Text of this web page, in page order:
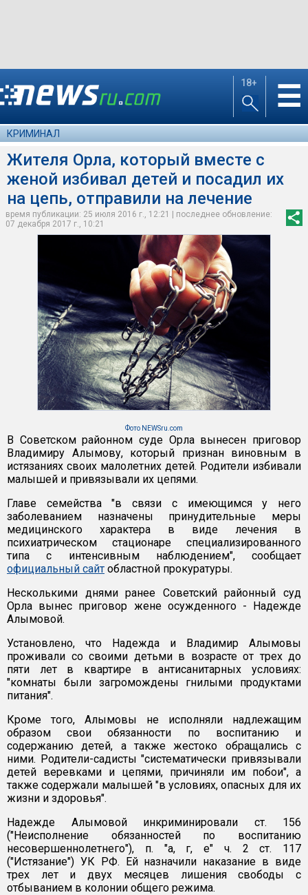
18+ ☰
КРИМИНАЛ
Жителя Орла, который вместе с
женой избивал детей и посадил их
на цепь, отправили на лечение
время публикации: 25 июля 2016 г., 12:21 | последнее обновление:
07 декабря 2017 г., 10:21
Фото NEWSru.com
В Советском районном суде Орла вынесен приговор
Владимиру Алымову, который признан виновным в
истязаниях своих малолетних детей. Родители избивали
малышей и привязывали их цепями.
Главе семейства "в связи с имеющимся у него
заболеванием назначены принудительные меры
медицинского характера в виде лечения в
психиатрическом стационаре специализированного
типа с интенсивным наблюдением", сообщает
официальный сайт областной прокуратуры.
Несколькими днями ранее Советский районный суд
Орла вынес приговор жене осужденного - Надежде
Алымовой.
Установлено, что Надежда и Владимир Алымовы
проживали со своими детьми в возрасте от трех до
пяти лет в квартире в антисанитарных условиях:
"комнаты были загромождены гнилыми продуктами
питания".
Кроме того, Алымовы не исполняли надлежащим
образом свои обязанности по воспитанию и
содержанию детей, а также жестоко обращались с
ними. Родители-садисты "систематически привязывали
детей веревками и цепями, причиняли им побои", а
также содержали малышей "в условиях, опасных для их
жизни и здоровья".
Надежде Алымовой инкриминировали ст. 156
("Неисполнение обязанностей по воспитанию
несовершеннолетнего"), п. "а, г, е" ч. 2 ст. 117
("Истязание") УК РФ. Ей назначили наказание в виде
трех лет и двух месяцев лишения свободы с
отбыванием в колонии общего режима.